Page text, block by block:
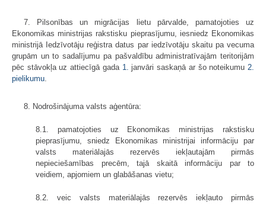
7. Pilsonības un migrācijas lietu pārvalde, pamatojoties uz
Ekonomikas ministrijas rakstisku pieprasījumu, iesniedz Ekonomikas
ministrijā Iedzīvotāju reģistra datus par iedzīvotāju skaitu pa vecuma
grupām un to sadalījumu pa pašvaldību administratīvajām teritorijām
pēc stāvokļa uz attiecīgā gada 1.janvāri saskaņā ar šo noteikumu 2.
pielikumu
8. Nodrošinājuma valsts aģentūra:
8.1. pamatojoties uz Ekonomikas ministrijas rakstisku
pieprasījumu, sniedz Ekonomikas ministrijai informāciju par
valsts materiālajās rezervēs iekļautajām pirmās
nepieciešamības precēm, tajā skaitā informāciju par to
veidiem, apjomiem un glabāšanas vietu;
8.2. veic valsts materiālajās rezervēs iekļauto pirmās